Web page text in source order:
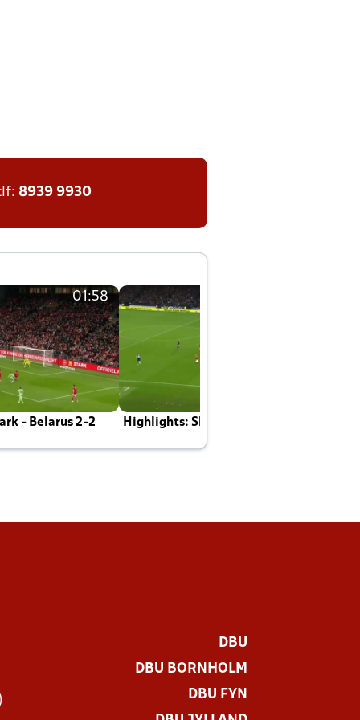
8939 9930
01:58
- Belarus 2-2 Highlights: Skotland - Danmark 4-2
DBU
DBU BORNHOLM
DBU FYN